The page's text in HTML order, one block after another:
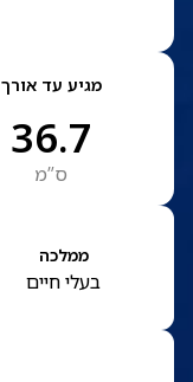
מגיע עד אורך
36.7
ס”מ
ממלכה
בעלי חיים